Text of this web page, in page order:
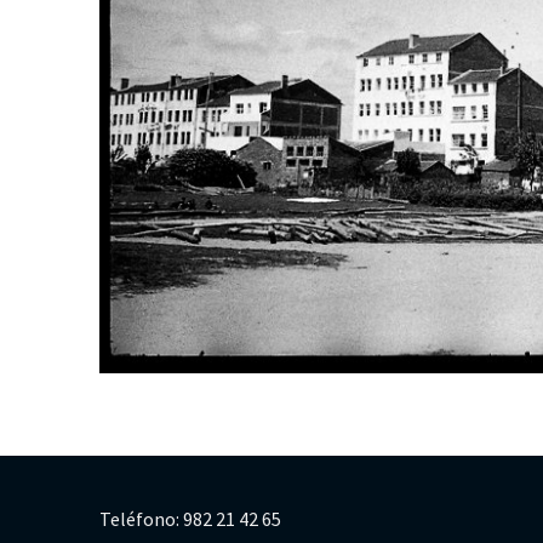
Teléfono: 982 21 42 65